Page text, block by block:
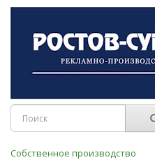
Собственное производство